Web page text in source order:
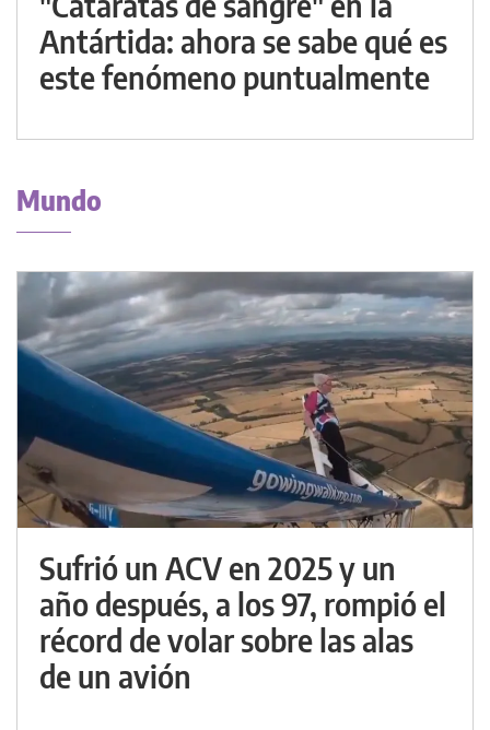
Antártida: ahora se sabe qué es
este fenómeno puntualmente
Mundo
Sufrió un ACV en 2025 y un
año después, a los 97, rompió el
récord de volar sobre las alas
de un avión